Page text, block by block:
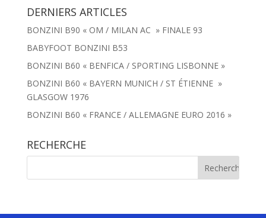
DERNIERS ARTICLES
BONZINI B90 « OM / MILAN AC » FINALE 93
BABYFOOT BONZINI B53
BONZINI B60 « BENFICA / SPORTING LISBONNE »
BONZINI B60 « BAYERN MUNICH / ST ÉTIENNE »
GLASGOW 1976
BONZINI B60 « FRANCE / ALLEMAGNE EURO 2016 »
RECHERCHE